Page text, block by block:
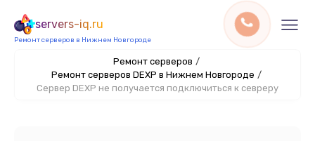
servers-iq.ru
Ремонт серверов в Нижнем Новгороде
Ремонт серверов /
Ремонт серверов DEXP в Нижнем Новгороде /
Сервер DEXP не получается подключиться к севреру